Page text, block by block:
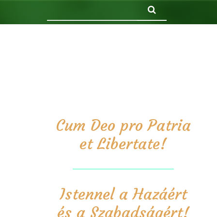
Cum Deo pro Patria
et Libertate!
Istennel a Hazáért
és a Szabadságért!